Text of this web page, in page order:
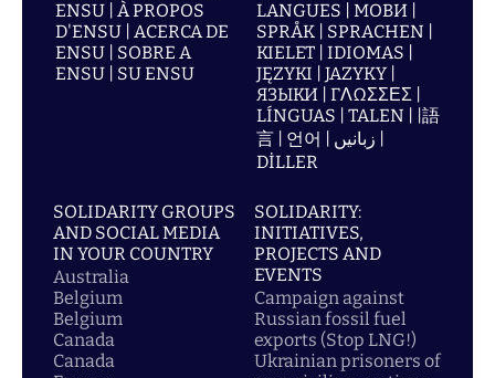
ENSU | À PROPOS
D'ENSU | ACERCA DE
ENSU | SOBRE A
ENSU | SU ENSU
LANGUES | МОВИ |
SPRÅK | SPRACHEN |
KIELET | IDIOMAS |
JĘZYKI | JAZYKY |
ЯЗЫКИ | ΓΛΩΣΣΕΣ |
LÍNGUAS | TALEN | |語
言 | 언어 | زبانیں |
DİLLER
SOLIDARITY GROUPS
AND SOCIAL MEDIA
IN YOUR COUNTRY
Australia
Belgium
Belgium
Canada
Canada
SOLIDARITY:
INITIATIVES,
PROJECTS AND
EVENTS
Campaign against
Russian fossil fuel
exports (Stop LNG!)
Ukrainian prisoners of